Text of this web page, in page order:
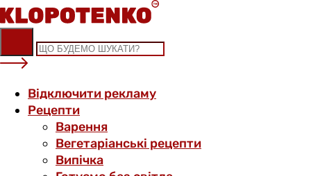
Skip
to
content
Відключити рекламу
Рецепти
Варення
Вегетаріанські рецепти
Випічка